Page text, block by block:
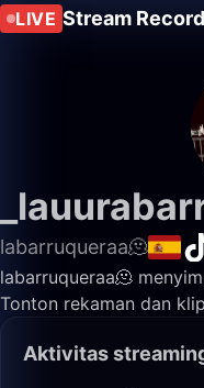
LIVE Stream
labarruqueraa🫠
labarruqueraa🫠
Tonton rekaman dan
Aktivitas